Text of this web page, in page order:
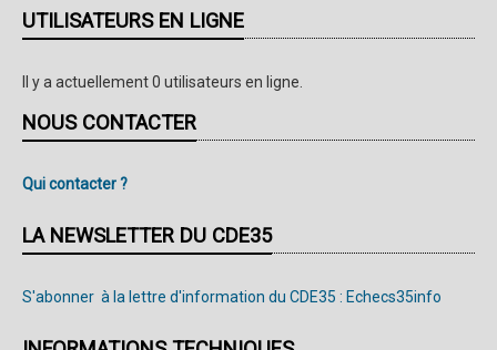
de
la
ronde
UTILISATEURS EN LIGNE
Il y a actuellement 0 utilisateurs en ligne.
NOUS CONTACTER
Qui contacter ?
LA NEWSLETTER DU CDE35
S'abonner à la lettre d'information du CDE35 : Echecs35info